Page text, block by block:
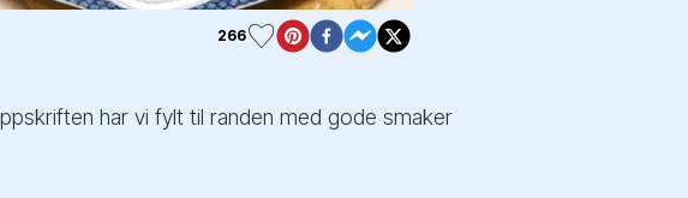
266
har vi fylt til randen med gode smaker